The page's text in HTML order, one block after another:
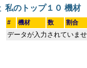
私のトップ１０ 機材
# 機材 数 割合
データが入力されていま